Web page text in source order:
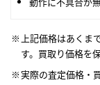
上記価格はあくま
す。買取り価格を
実際の査定価格・